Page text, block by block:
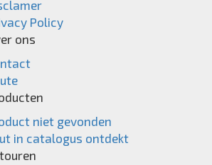
Policy
ons
niet gevonden
in catalogus ontdekt